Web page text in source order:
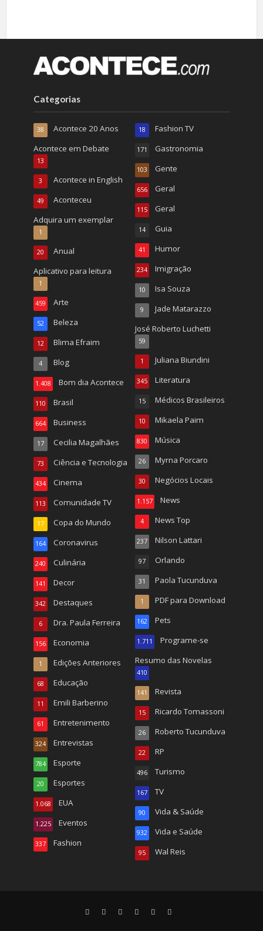
Categorias
Acontece 20 Anos
38
Acontece em Debate
13
Acontece in English
3
Aconteceu
49
Adquira um exemplar
1
Anual
20
Aplicativo para leitura
1
Arte
459
Beleza
52
Blima Efraim
12
Blog
4
Bom dia Acontece
1.408
Brasil
110
Business
664
Cecilia Magalhães
17
Ciência e Tecnologia
73
Cinema
434
Comunidade TV
113
Copa do Mundo
17
Coronavirus
164
Culinária
240
Decor
141
Destaques
342
Dra. Paula Ferreira
6
Economia
156
Edições Anteriores
1
Educação
68
Emili Barberino
11
Entretenimento
61
Entrevistas
324
Esporte
784
Esportes
20
EUA
1.068
Eventos
1.225
Fashion
337
Fashion TV
18
Gastronomia
171
Gente
103
Geral
656
Geral
115
Guia
14
Humor
41
Imigração
234
Isa Souza
10
Jade Matarazzo
9
José Roberto Luchetti
59
Juliana Biundini
1
Literatura
345
Médicos Brasileiros
15
Mikaela Paim
10
Música
830
Myrna Porcaro
26
Negócios Locais
30
News
1.157
News Top
4
Nilson Lattari
237
Orlando
97
Paola Tucunduva
31
PDF para Download
1
Pets
162
Programe-se
1.711
Resumo das Novelas
410
Revista
141
Ricardo Tomassoni
15
Roberto Tucunduva
26
RP
22
Turismo
496
TV
167
Vida & Saúde
90
Vida e Saúde
932
Wal Reis
95